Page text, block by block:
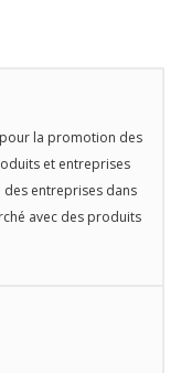
la promotion des
et entreprises
entreprises dans
avec des produits